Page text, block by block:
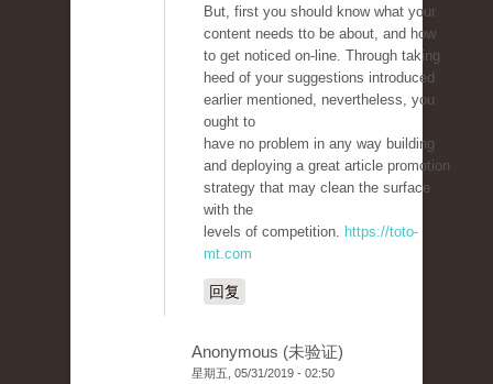
But, first you should know what your
content needs tto be about, and how
to get noticed on-line. Through taking
heed of your suggestions introduced
earlier mentioned, nevertheless, you
ought to
have no problem in any way building
and deploying a great article promotion
strategy that may clean the surface
with the
levels of competition. https://toto-
mt.com
回复
Anonymous (未验证)
星期五, 05/31/2019 - 02:50